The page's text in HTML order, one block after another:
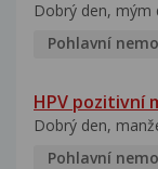
Dobrý den, mým
Pohlavní
HPV pozitivní
Dobrý den,
Pohlavní